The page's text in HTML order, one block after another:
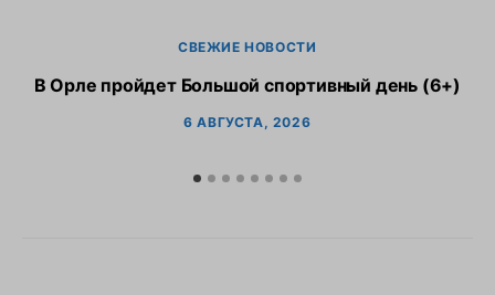
СВЕЖИЕ НОВОСТИ
В Орле пройдет Большой спортивный день (6+)
6 АВГУСТА, 2026